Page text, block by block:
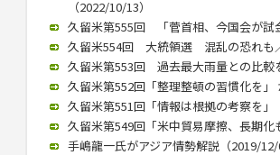
（2022/10/13）
久留米第555回 「菅首相、今国会が試
久留米554回 大統領選 混乱の恐れも
久留米第553回 過去最大雨量との比
久留米第552回「整理整頓の習慣化を
久留米第551回「情報は根拠の考察を
久留米第549回「米中貿易摩擦、長期
手嶋龍一氏がアジア情勢解説（2019/12/